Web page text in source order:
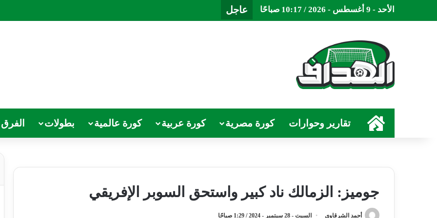
الأحد - 9 أغسطس - 2026 / 10:17 صباحًا عاجل
الرئيسيةتقارير وحوارات كورة مصرية كورة عربية كورة عالمية بطولات الفرق
جوميز: الزمالك ناد كبير واستحق السوبر الإفريقي
أحمد الشرقاوي السبت - 28 سبتمبر - 2024 / 1:29 صباحًا